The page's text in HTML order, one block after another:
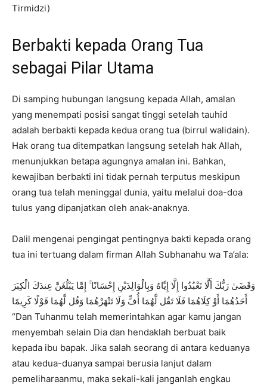
Tirmidzi)
Berbakti kepada Orang Tua
sebagai Pilar Utama
Di samping hubungan langsung kepada Allah, amalan
yang menempati posisi sangat tinggi setelah tauhid
adalah berbakti kepada kedua orang tua (birrul walidain).
Hak orang tua ditempatkan langsung setelah hak Allah,
menunjukkan betapa agungnya amalan ini. Bahkan,
kewajiban berbakti ini tidak pernah terputus meskipun
orang tua telah meninggal dunia, yaitu melalui doa-doa
tulus yang dipanjatkan oleh anak-anaknya.
Dalil mengenai pengingat pentingnya bakti kepada orang
tua ini tertuang dalam firman Allah Subhanahu wa Ta’ala:
وَقَضَىٰ رَبُّكَ أَلَّا تَعْبُدُوا إِلَّا إِيَّاهُ وَبِالْوَالِدَيْنِ إِحْسَانًا ۚ إِمَّا يَبْلُغَنَّ عِندَكَ الْكِبَرَ
أَحَدُهُمَا أَوْ كِلَاهُمَا فَلَا تَقُل لَّهُمَا أُفٍّ وَلَا تَنْهَرْهُمَا وَقُل لَّهُمَا قَوْلًا كَرِيمًا
“Dan Tuhanmu telah memerintahkan agar kamu jangan
menyembah selain Dia dan hendaklah berbuat baik
kepada ibu bapak. Jika salah seorang di antara keduanya
atau kedua-duanya sampai berusia lanjut dalam
pemeliharaanmu, maka sekali-kali janganlah engkau